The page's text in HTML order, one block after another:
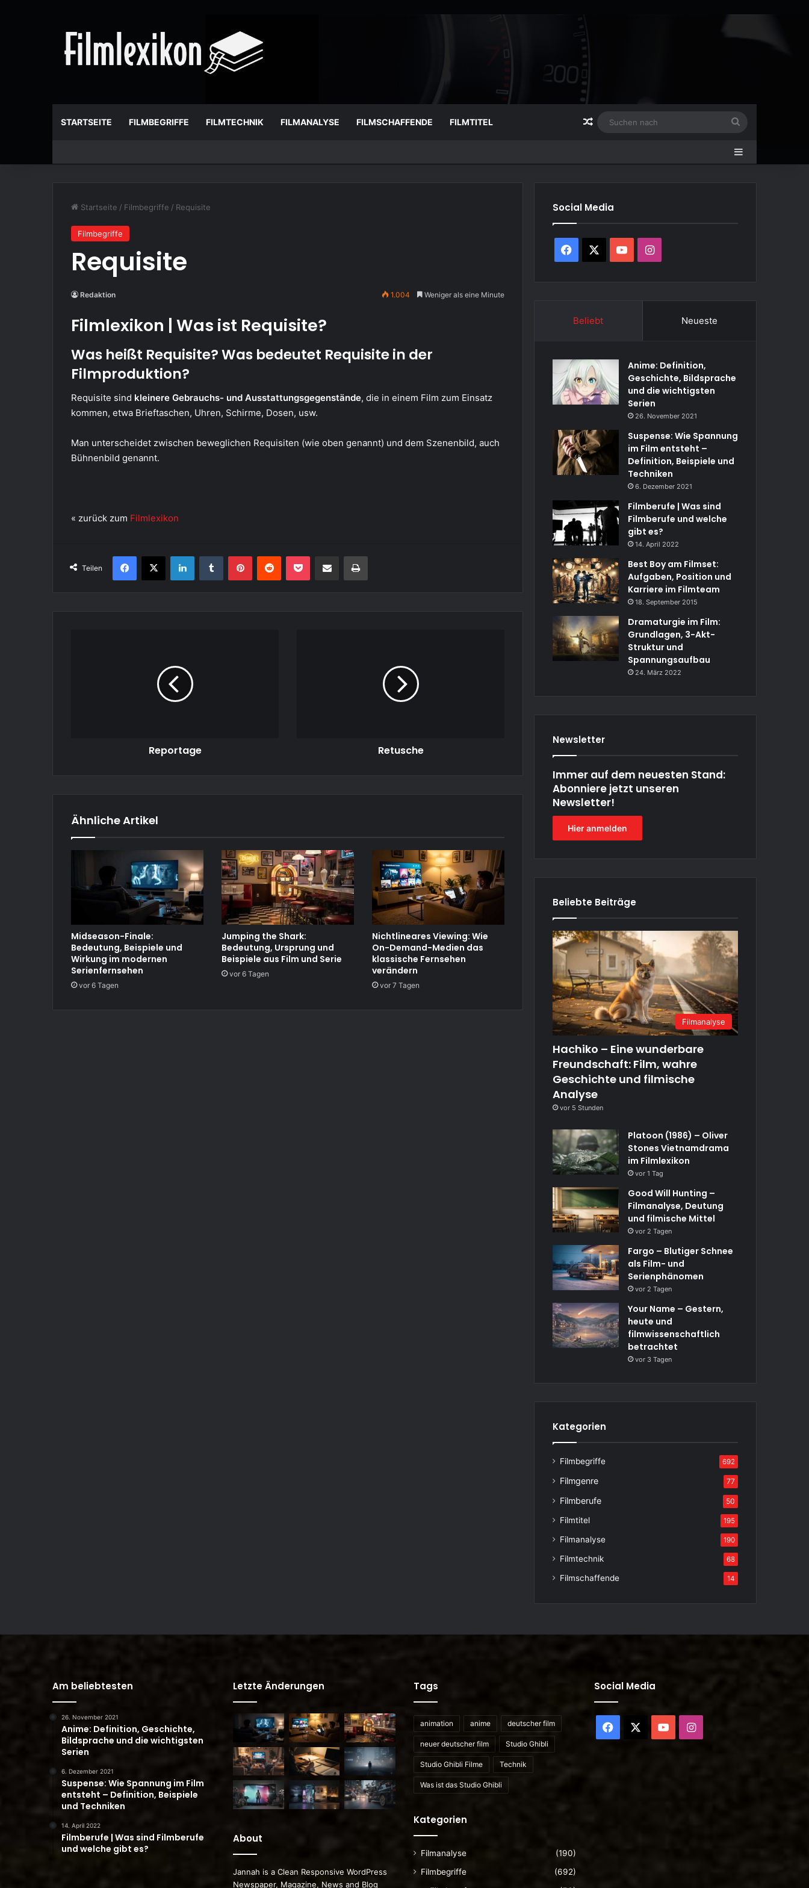
STARTSEITE FILMBEGRIFFE FILMTECHNIK FILMANALYSE FILMSCHAFFENDE FILMTITEL Zufälliger Artikel
Sidebar
Startseite / Filmbegriffe / Requisite
Filmbegriffe
Requisite
Redaktion 1.004 Weniger als eine Minute
Filmlexikon | Was ist Requisite?
Was heißt Requisite? Was bedeutet Requisite in der
Filmproduktion?
Requisite sind kleinere Gebrauchs- und Ausstattungsgegenstände, die in einem Film zum Einsatz
kommen, etwa Brieftaschen, Uhren, Schirme, Dosen, usw.
Man unterscheidet zwischen beweglichen Requisiten (wie oben genannt) und dem Szenenbild, auch
Bühnenbild genannt.
« zurück zum Filmlexikon
Teilen
Facebook
X LinkedInTumblr PinterestReddit Pocket Teile per E-Mail Drucken
Reportage Retusche
Ähnliche Artikel
Midseason-Finale:
Bedeutung, Beispiele und
Wirkung im modernen
Serienfernsehen
vor 6 Tagen
Jumping the Shark:
Bedeutung, Ursprung und
Beispiele aus Film und Serie
vor 6 Tagen
Nichtlineares Viewing: Wie
On-Demand-Medien das
klassische Fernsehen
verändern
vor 7 Tagen
Social Media
Facebook YouTubeInstagram
Beliebt Neueste
Anime: Definition,
Geschichte, Bildsprache
und die wichtigsten
Serien
26. November 2021
Suspense: Wie Spannung
im Film entsteht –
Definition, Beispiele und
Techniken
6. Dezember 2021
Filmberufe | Was sind
Filmberufe und welche
gibt es?
14. April 2022
Best Boy am Filmset:
Aufgaben, Position und
Karriere im Filmteam
18. September 2015
Dramaturgie im Film:
Grundlagen, 3-Akt-
Struktur und
Spannungsaufbau
24. März 2022
Newsletter
Immer auf dem neuesten Stand:
Abonniere jetzt unseren
Newsletter!
Hier anmelden
Beliebte Beiträge
Filmanalyse
Hachiko – Eine wunderbare
Freundschaft: Film, wahre
Geschichte und filmische
Analyse
vor 5 Stunden
Platoon (1986) – Oliver
Stones Vietnamdrama
im Filmlexikon
vor 1 Tag
Good Will Hunting –
Filmanalyse, Deutung
und filmische Mittel
vor 2 Tagen
Fargo – Blutiger Schnee
als Film- und
Serienphänomen
vor 2 Tagen
Your Name – Gestern,
heute und
filmwissenschaftlich
betrachtet
vor 3 Tagen
Kategorien
Filmbegriffe 692
Filmgenre 77
Filmberufe 50
Filmtitel 195
Filmanalyse 190
Filmtechnik 68
Filmschaffende 14
Am beliebtesten
26. November 2021
Anime: Definition, Geschichte,
Bildsprache und die wichtigsten
Serien
6. Dezember 2021
Suspense: Wie Spannung im Film
entsteht – Definition, Beispiele
und Techniken
14. April 2022
Filmberufe | Was sind Filmberufe
und welche gibt es?
Letzte Änderungen
About
Jannah is a Clean Responsive WordPress
Newspaper, Magazine, News and Blog
Tags
animation anime deutscher film
neuer deutscher film Studio Ghibli
Studio Ghibli Filme Technik
Was ist das Studio Ghibli
Kategorien
Filmanalyse
(190)
Filmbegriffe
(692)
Social Media
Facebook YouTubeInstagram